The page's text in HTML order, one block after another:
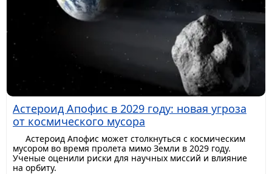
Астероид Апофис в 2029 году: новая угроза
от космического мусора
Астероид Апофис может столкнуться с космическим
мусором во время пролета мимо Земли в 2029 году.
Ученые оценили риски для научных миссий и влияние
на орбиту.